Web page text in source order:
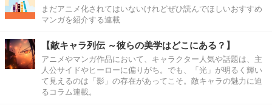
まだアニメ化されてはいないけれどぜひ読んでほしいおすすめ
マンガを紹介する連載
【敵キャラ列伝 ～彼らの美学はどこにある？】
アニメやマンガ作品において、キャラクター人気や話題は、主
人公サイドやヒーローに偏りがち。でも、「光」が明るく輝い
て見えるのは「影」の存在があってこそ。敵キャラの魅力に迫
るコラム連載。